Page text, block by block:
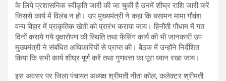
के लिये प्रशासनिक स्वीकृति जारी की जा चुकी है उनमें शीघ्र राशि जारी करें
जिससे कार्य में विलंब न हो। उप मुख्यमंत्री ने कहा कि बसामन मामा गौवंश
वन्य विहार में प्राकृतिक खेती को प्रारंभ कराया जाय। हिनौती गौधाम में गत
दिनों कराये गये वृक्षारोपण की स्थिति तथा फेंसिंग कार्य की भी जानकारी उप
मुख्यमंत्री ने संबंधित अधिकारियों से प्राप्त की। बैठक में उन्होंने निर्देशित
किया कि सभी कार्य शीघ्र पूर्ण करें तथा गुणवत्ता का पूरा ध्यान रखा जाय।
इस अवसर पर जिला पंचायत अध्यक्ष श्रीमती नीता कोल, कलेक्टर श्रीमती